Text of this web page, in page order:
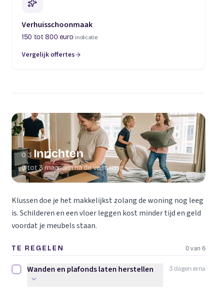
Verhuisschoonmaak
150 tot 800 euro indicatie
Vergelijk offertes
(opent in een nieuw tabblad)
03 Inrichten
0 tot 3 maanden na de verhuizing
Klussen doe je het makkelijkst zolang de woning nog leeg
is. Schilderen en een vloer leggen kost minder tijd en geld
voordat je meubels staan.
TE REGELEN 0 van 6
3 dagen erna
Wanden en plafonds laten herstellen afvinken
Wanden en plafonds laten herstellen